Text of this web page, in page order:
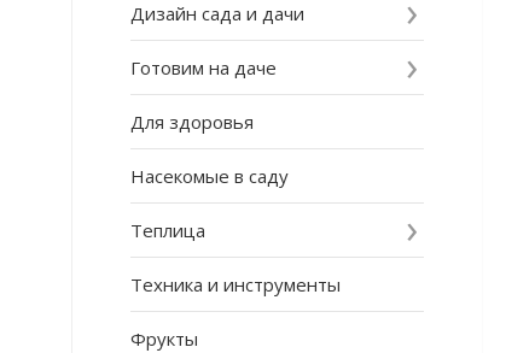
Дизайн сада и дачи
Готовим на даче
Для здоровья
Насекомые в саду
Теплица
Техника и инструменты
Фрукты